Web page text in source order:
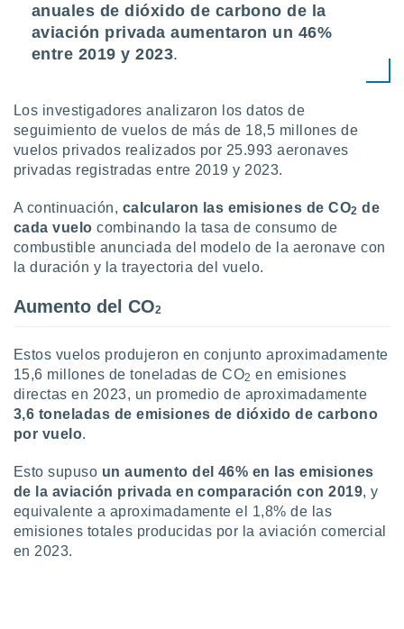
sitio
sean
el sitio
se
para
ni para
o
acceder a
a
únicos
anuales de dióxido de carbono de la
aviación privada aumentaron un 46%
entre 2019 y 2023.
Los investigadores analizaron los datos de
seguimiento de vuelos de más de 18,5 millones de
vuelos privados realizados por 25.993 aeronaves
privadas registradas entre 2019 y 2023.
A continuación, calcularon las emisiones de CO2 de
cada vuelo combinando la tasa de consumo de
combustible anunciada del modelo de la aeronave con
la duración y la trayectoria del vuelo.
Aumento del CO2
Estos vuelos produjeron en conjunto aproximadamente
15,6 millones de toneladas de CO2 en emisiones
directas en 2023, un promedio de aproximadamente
3,6 toneladas de emisiones de dióxido de carbono
por vuelo.
Esto supuso un aumento del 46% en las emisiones
de la aviación privada en comparación con 2019, y
equivalente a aproximadamente el 1,8% de las
emisiones totales producidas por la aviación comercial
en 2023.